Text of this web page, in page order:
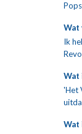
Wat
Ik
Wat
'Het
Wat